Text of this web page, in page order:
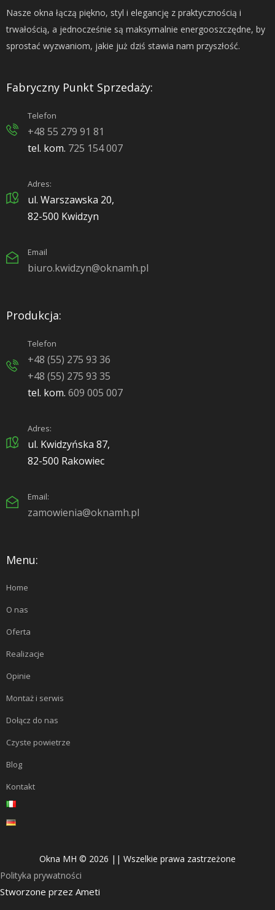
Nasze okna łączą piękno, styl i elegancję z praktycznością i
trwałością, a jednocześnie są maksymalnie energooszczędne, by
sprostać wyzwaniom, jakie już dziś stawia nam przyszłość.
Fabryczny Punkt Sprzedaży:
Telefon
+48 55 279 91 81
tel. kom. 725 154 007
Adres:
ul. Warszawska 20,
82-500 Kwidzyn
Email
biuro.kwidzyn@oknamh.pl
Produkcja:
Telefon
+48 (55) 275 93 36
+48 (55) 275 93 35
tel. kom. 609 005 007
Adres:
ul. Kwidzyńska 87,
82-500 Rakowiec
Email:
zamowienia@oknamh.pl
Menu:
Home
O nas
Oferta
Realizacje
Opinie
Montaż i serwis
Dołącz do nas
Czyste powietrze
Blog
Kontakt
Okna MH © 2026 || Wszelkie prawa zastrzeżone
Polityka prywatności
Stworzone przez Ameti